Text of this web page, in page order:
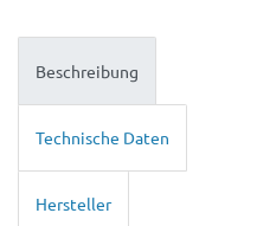
Beschreibung
Technische Daten
Hersteller